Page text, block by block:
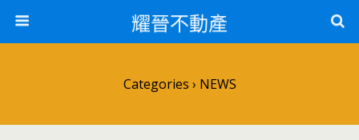
耀晉不動產
Categories › NEWS